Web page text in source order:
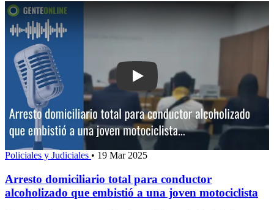
Play: Arresto domiciliario total para
Policiales y Judiciales • 19 Mar 2025
Arresto domiciliario total para conductor
alcoholizado que embistió a una joven motociclista